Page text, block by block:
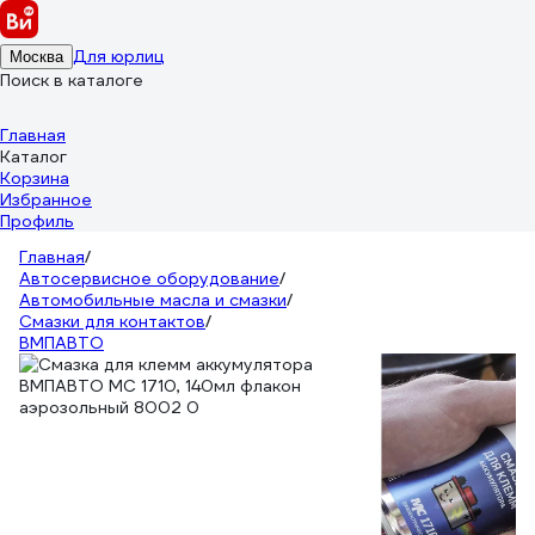
Москва Для юрлиц
Поиск в каталоге
Главная
Каталог
Корзина
Избранное
Профиль
Главная/
Автосервисное оборудование/
Автомобильные масла и смазки/
Смазки для контактов/
ВМПАВТО